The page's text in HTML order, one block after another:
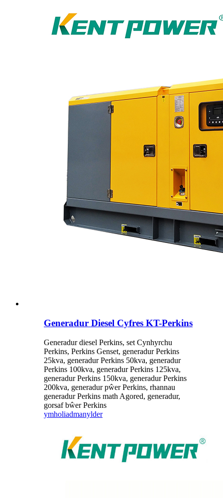
Generadur Diesel Cyfres KT-Perkins
Generadur diesel Perkins, set Cynhyrchu
Perkins, Perkins Genset, generadur Perkins
25kva, generadur Perkins 50kva, generadur
Perkins 100kva, generadur Perkins 125kva,
generadur Perkins 150kva, generadur Perkins
200kva, generadur pŵer Perkins, rhannau
generadur Perkins math Agored, generadur,
gorsaf bŵer Perkins
ymholiadmanylder